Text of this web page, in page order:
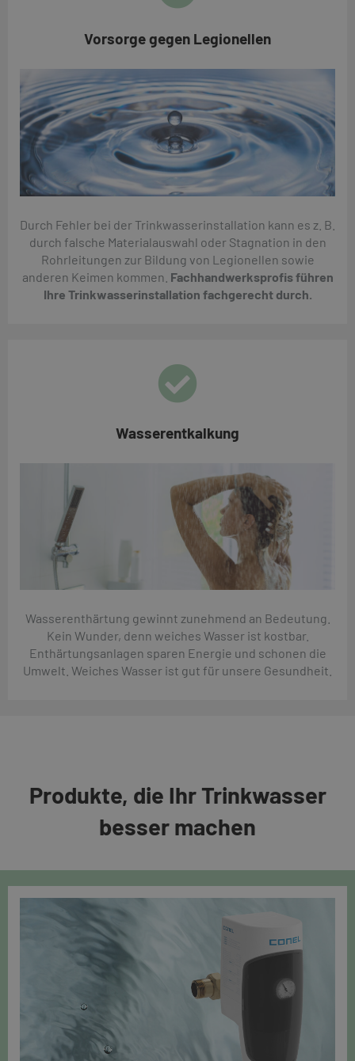
Vorsorge gegen Legionellen
Durch Fehler bei der Trinkwasserinstallation kann es z. B.
durch falsche Materialauswahl oder Stagnation in den
Rohrleitungen zur Bildung von Legionellen sowie
anderen Keimen kommen. Fachhandwerksprofis führen
Ihre Trinkwasserinstallation fachgerecht durch.
Wasserentkalkung
Wasserenthärtung gewinnt zunehmend an Bedeutung.
Kein Wunder, denn weiches Wasser ist kostbar.
Enthärtungsanlagen sparen Energie und schonen die
Umwelt. Weiches Wasser ist gut für unsere Gesundheit.
Produkte, die Ihr Trinkwasser
besser machen